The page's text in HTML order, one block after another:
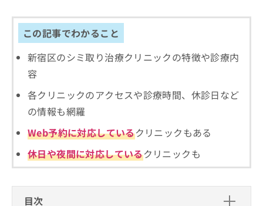
この記事でわかること
新宿区のシミ取り治療クリニックの特徴や診療内
容
各クリニックのアクセスや診療時間、休診日など
の情報も網羅
Web予約に対応しているクリニックもある
休日や夜間に対応しているクリニックも
目次
ビサ
イト
への
お問
合せ
フォ
ーム
りま
クリ
クの
約・
症状
相談
ご
求
は
ら
料
報
拡
問
合
わ
こ
料
の
請
お